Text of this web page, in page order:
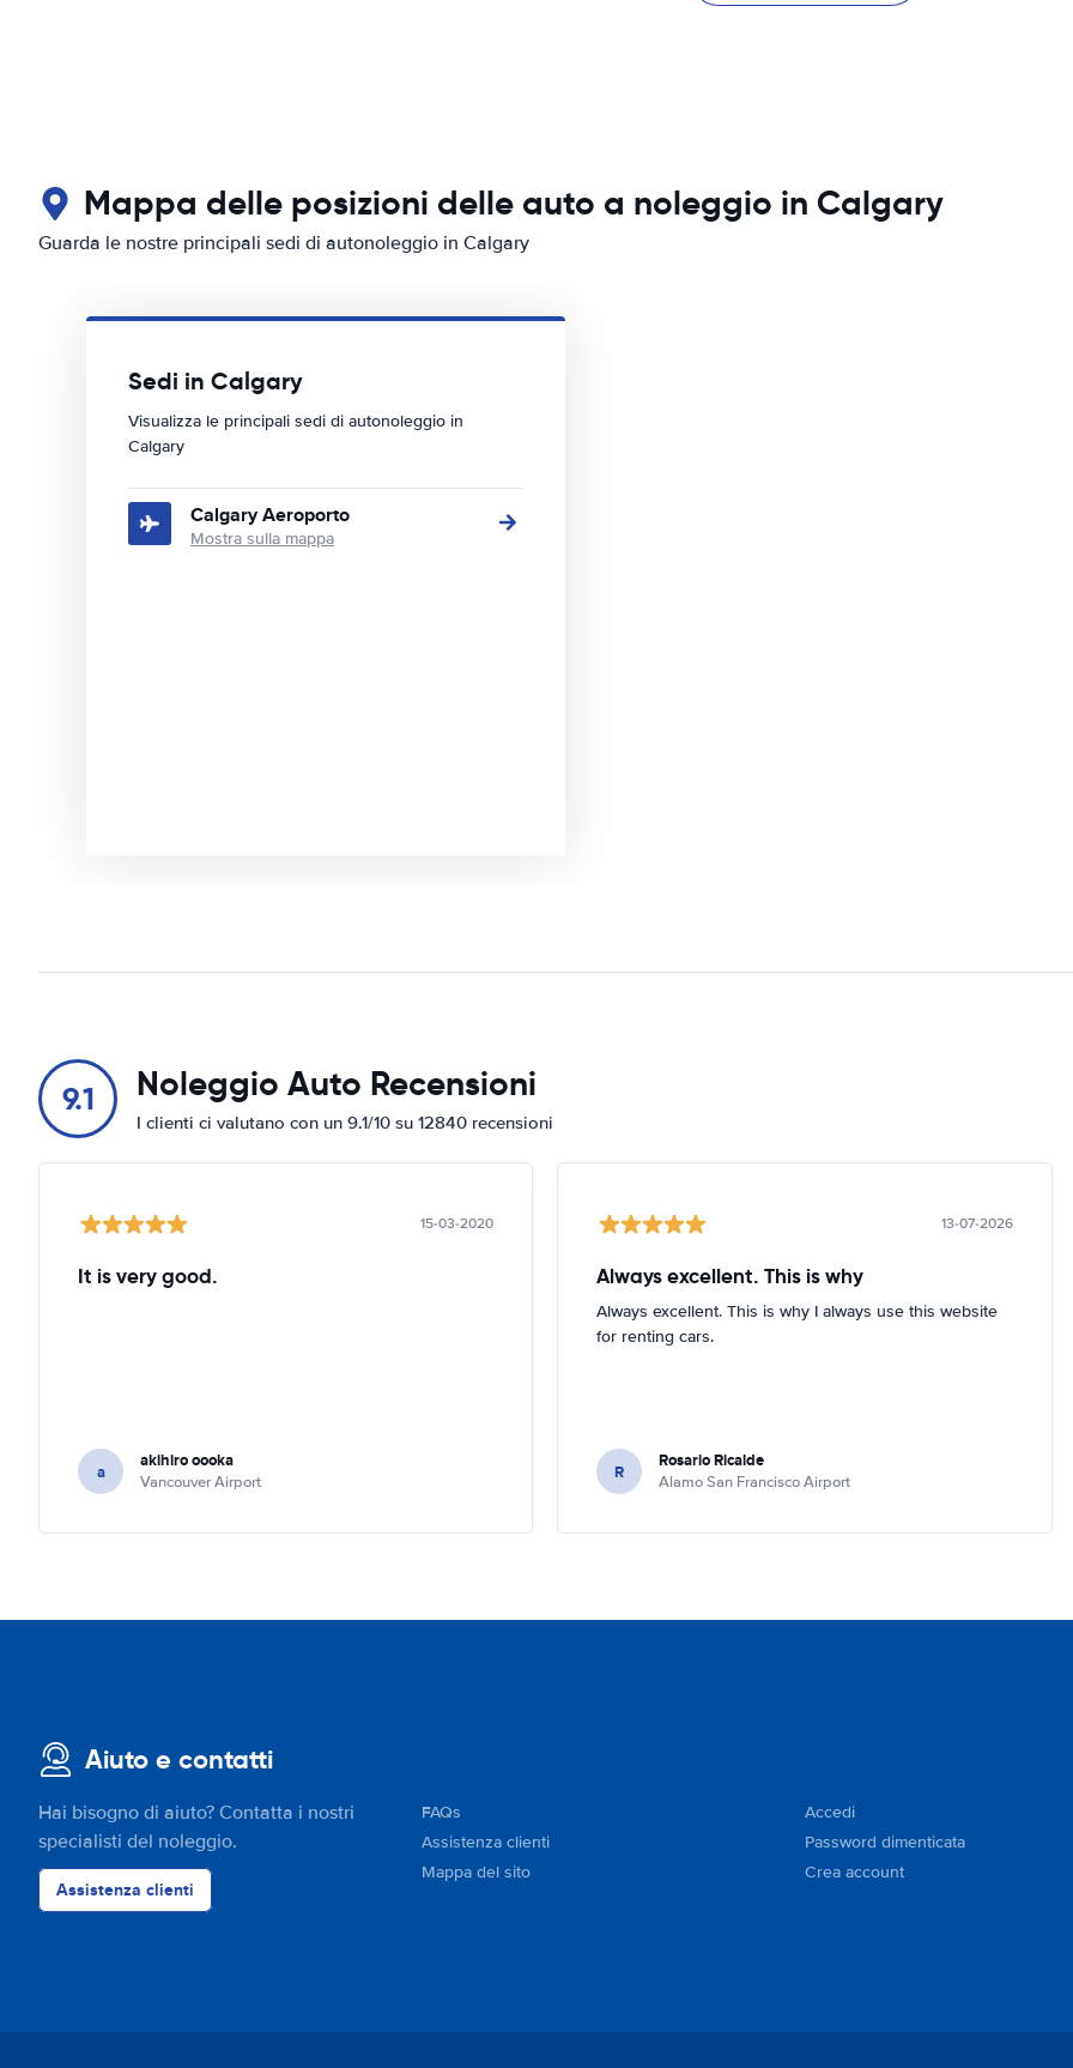
Mappa delle posizioni delle auto a noleggio in Calgary
Guarda le nostre principali sedi di autonoleggio in Calgary
Sedi in Calgary
Visualizza le principali sedi di autonoleggio in
Calgary
Calgary Aeroporto
Mostra sulla mappa
9.1 Noleggio Auto Recensioni
I clienti ci valutano con un 9.1/10 su 12840 recensioni
15-03-2020
It is very good.
a akihiro oooka
Vancouver Airport
13-07-2026
Always excellent. This is why
Always excellent. This is why I always use this website
for renting cars.
R Rosario Ricalde
Alamo San Francisco Airport
Aiuto e contatti
Hai bisogno di aiuto? Contatta i nostri
specialisti del noleggio.
Assistenza clienti
FAQs
Assistenza clienti
Mappa del sito
Accedi
Password dimenticata
Crea account